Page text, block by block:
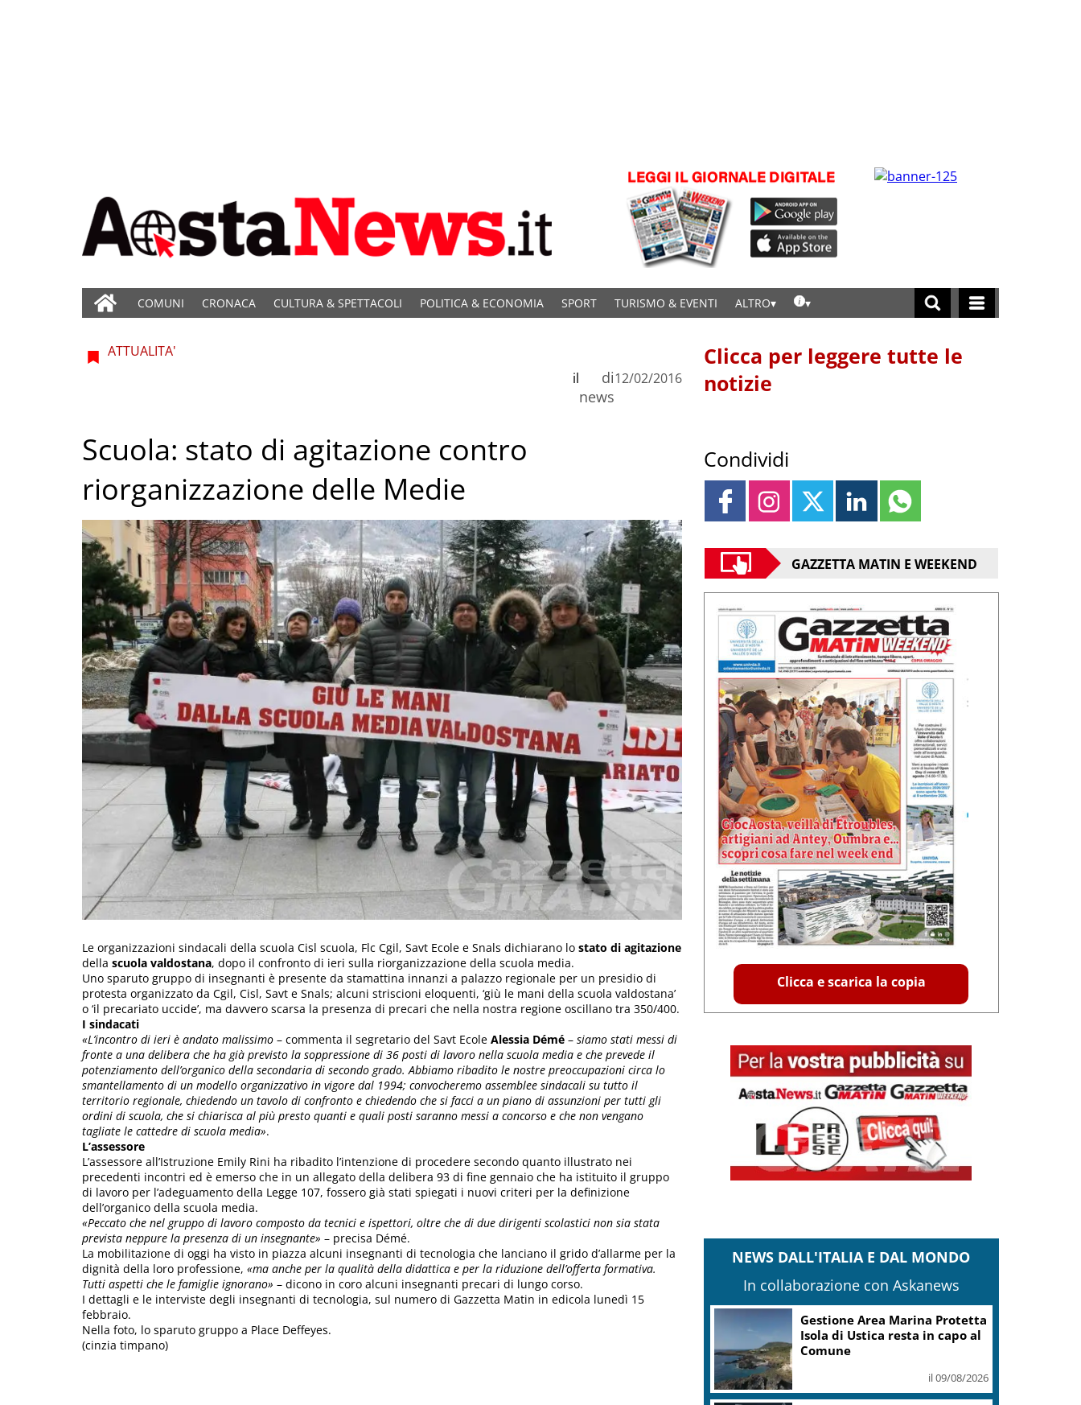
COMUNI CRONACA CULTURA & SPETTACOLI POLITICA & ECONOMIA SPORT TURISMO & EVENTI ALTRO
ATTUALITA'
di
news
il 12/02/2016
Scuola: stato di agitazione contro
riorganizzazione delle Medie
Le organizzazioni sindacali della scuola Cisl scuola, Flc Cgil, Savt Ecole e Snals dichiarano lo stato di agitazione
della scuola valdostana, dopo il confronto di ieri sulla riorganizzazione della scuola media.
Uno sparuto gruppo di insegnanti è presente da stamattina innanzi a palazzo regionale per un presidio di
protesta organizzato da Cgil, Cisl, Savt e Snals; alcuni striscioni eloquenti, ‘giù le mani della scuola valdostana’
o ‘il precariato uccide’, ma davvero scarsa la presenza di precari che nella nostra regione oscillano tra 350/400.
I sindacati
«L’incontro di ieri è andato malissimo – commenta il segretario del Savt Ecole Alessia Démé – siamo stati messi di
fronte a una delibera che ha già previsto la soppressione di 36 posti di lavoro nella scuola media e che prevede il
potenziamento dell’organico della secondaria di secondo grado. Abbiamo ribadito le nostre preoccupazioni circa lo
smantellamento di un modello organizzativo in vigore dal 1994; convocheremo assemblee sindacali su tutto il
territorio regionale, chiedendo un tavolo di confronto e chiedendo che si facci a un piano di assunzioni per tutti gli
ordini di scuola, che si chiarisca al più presto quanti e quali posti saranno messi a concorso e che non vengano
tagliate le cattedre di scuola media».
L’assessore
L’assessore all’Istruzione Emily Rini ha ribadito l’intenzione di procedere secondo quanto illustrato nei
precedenti incontri ed è emerso che in un allegato della delibera 93 di fine gennaio che ha istituito il gruppo
di lavoro per l’adeguamento della Legge 107, fossero già stati spiegati i nuovi criteri per la definizione
dell’organico della scuola media.
«Peccato che nel gruppo di lavoro composto da tecnici e ispettori, oltre che di due dirigenti scolastici non sia stata
prevista neppure la presenza di un insegnante» – precisa Démé.
La mobilitazione di oggi ha visto in piazza alcuni insegnanti di tecnologia che lanciano il grido d’allarme per la
dignità della loro professione, «ma anche per la qualità della didattica e per la riduzione dell’offerta formativa.
Tutti aspetti che le famiglie ignorano» – dicono in coro alcuni insegnanti precari di lungo corso.
I dettagli e le interviste degli insegnanti di tecnologia, sul numero di Gazzetta Matin in edicola lunedì 15
febbraio.
Nella foto, lo sparuto gruppo a Place Deffeyes.
(cinzia timpano)
Clicca per leggere tutte le
notizie
Condividi
GAZZETTA MATIN E WEEKEND
Clicca e scarica la copia
NEWS DALL'ITALIA E DAL MONDO
In collaborazione con Askanews
Gestione Area Marina Protetta
Isola di Ustica resta in capo al
Comune
il 09/08/2026